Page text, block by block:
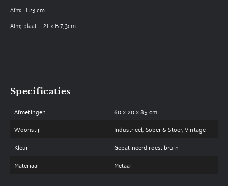
Afm: H 23 cm
Afm; plaat L 21 x B 7,3cm
Specificaties
Afmetingen
60 × 20 × 85 cm
Woonstijl
Industrieel, Sober & Stoer, Vintage
Kleur
Gepatineerd roest bruin
Materiaal
Metaal